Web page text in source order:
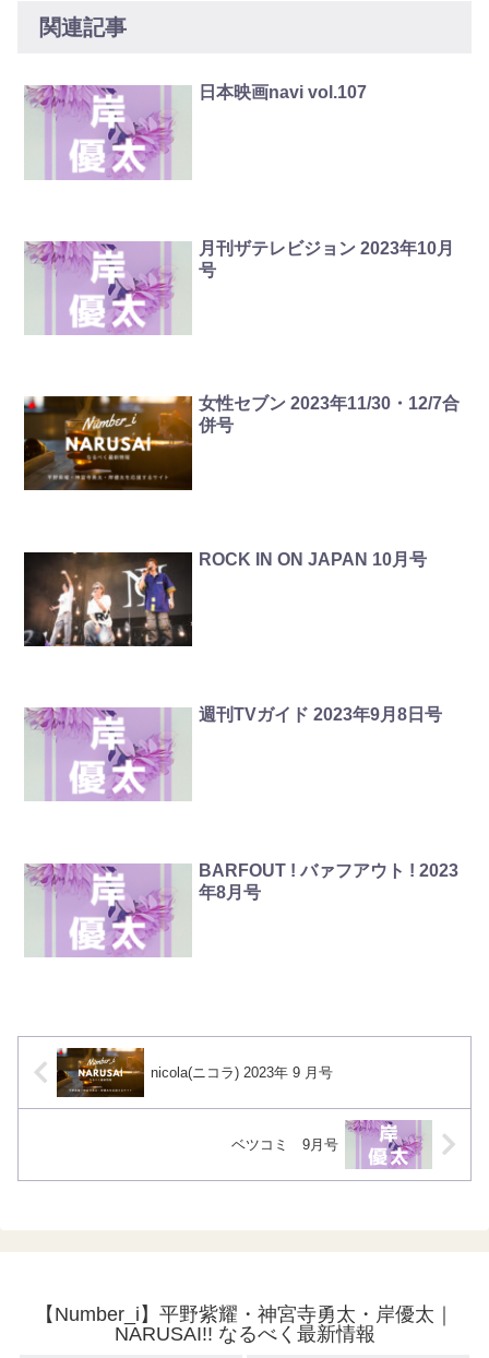
関連記事
日本映画navi vol.107
月刊ザテレビジョン 2023年10月
号
女性セブン 2023年11/30・12/7合
併号
ROCK IN ON JAPAN 10月号
週刊TVガイド 2023年9月8日号
BARFOUT ! バァフアウト ! 2023
年8月号
nicola(ニコラ) 2023年 9 月号
ベツコミ 9月号
【Number_i】平野紫耀・神宮寺勇太・岸優太｜
NARUSAI!! なるべく最新情報